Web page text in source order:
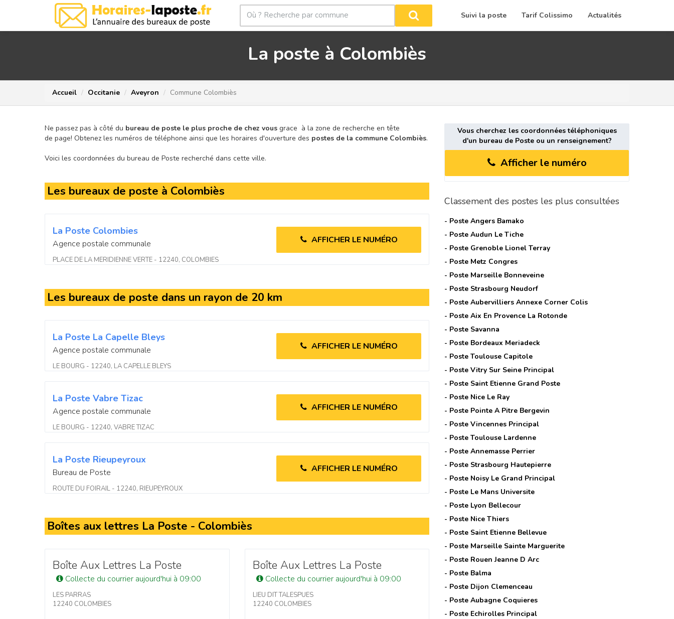
Suivi la poste Tarif Colissimo Actualités
La poste à Colombiès
Accueil Occitanie Aveyron Commune Colombiès
Ne passez pas à côté du bureau de poste le plus proche de chez vous grace à la zone de recherche en tête
de page! Obtenez les numéros de téléphone ainsi que les horaires d'ouverture des postes de la commune Colombiès.
Voici les coordonnées du bureau de Poste recherché dans cette ville.
Les bureaux de poste à Colombiès
La Poste Colombies
Agence postale communale
PLACE DE LA MERIDIENNE VERTE - 12240, COLOMBIES
AFFICHER LE NUMÉRO
Les bureaux de poste dans un rayon de 20 km
La Poste La Capelle Bleys
Agence postale communale
LE BOURG - 12240, LA CAPELLE BLEYS
AFFICHER LE NUMÉRO
La Poste Vabre Tizac
Agence postale communale
LE BOURG - 12240, VABRE TIZAC
AFFICHER LE NUMÉRO
La Poste Rieupeyroux
Bureau de Poste
ROUTE DU FOIRAIL - 12240, RIEUPEYROUX
AFFICHER LE NUMÉRO
Boîtes aux lettres La Poste - Colombiès
Boîte Aux Lettres La Poste
Collecte du courrier aujourd'hui à 09:00
LES PARRAS
12240 COLOMBIES
Boîte Aux Lettres La Poste
Collecte du courrier aujourd'hui à 09:00
LIEU DIT TALESPUES
12240 COLOMBIES
Vous cherchez les coordonnées téléphoniques
d'un bureau de Poste ou un renseignement?
Afficher le numéro
Classement des postes les plus consultées
- PosteAngers Bamako
- PosteAudun Le Tiche
- Poste Grenoble Lionel Terray
- Poste Metz Congres
- Poste Marseille Bonneveine
- Poste Strasbourg Neudorf
- PosteAubervilliers Annexe Corner Colis
- PosteAix En Provence La Rotonde
- Poste Savanna
- Poste Bordeaux Meriadeck
- PosteToulouse Capitole
- PosteVitry Sur Seine Principal
- Poste Saint Etienne Grand Poste
- Poste Nice Le Ray
- Poste Pointe A Pitre Bergevin
- PosteVincennes Principal
- PosteToulouse Lardenne
- PosteAnnemasse Perrier
- Poste Strasbourg Hautepierre
- Poste Noisy Le Grand Principal
- Poste Le Mans Universite
- Poste Lyon Bellecour
- Poste Nice Thiers
- Poste Saint Etienne Bellevue
- Poste Marseille Sainte Marguerite
- Poste Rouen Jeanne D Arc
- Poste Balma
- Poste Dijon Clemenceau
- PosteAubagne Coquieres
- Poste Echirolles Principal